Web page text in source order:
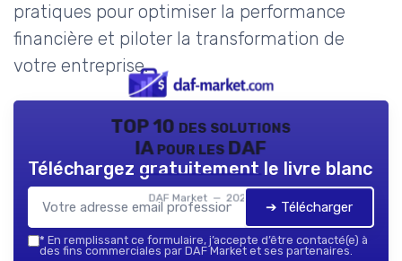
pratiques pour optimiser la performance
financière et piloter la transformation de
votre entreprise.
TOP 10 des solutions
IA pour les DAF
DAF Market — 2026
Téléchargez gratuitement le livre blanc
➔ Télécharger
* En remplissant ce formulaire, j’accepte d’être contacté(e) à
des fins commerciales par DAF Market et ses partenaires.